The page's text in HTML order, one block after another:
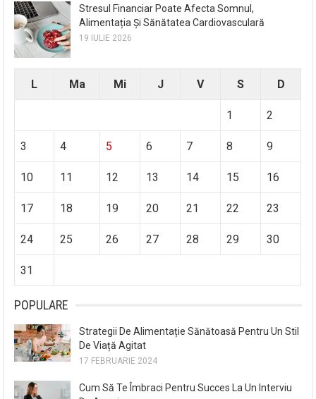
Stresul Financiar Poate Afecta Somnul,
Alimentația Și Sănătatea Cardiovasculară
19 IULIE 2026
L Ma Mi J V S D
1 2
3 4 5 6 7 8 9
10 11 12 13 14 15 16
17 18 19 20 21 22 23
24 25 26 27 28 29 30
31
POPULARE
Strategii De Alimentație Sănătoasă Pentru Un Stil
De Viață Agitat
17 FEBRUARIE 2024
Cum Să Te Îmbraci Pentru Succes La Un Interviu